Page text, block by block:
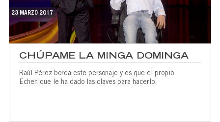
23 MARZO 2017
CHÚPAME LA MINGA DOMINGA
Raúl Pérez borda este personaje y es que el propio
Echenique le ha dado las claves para hacerlo.